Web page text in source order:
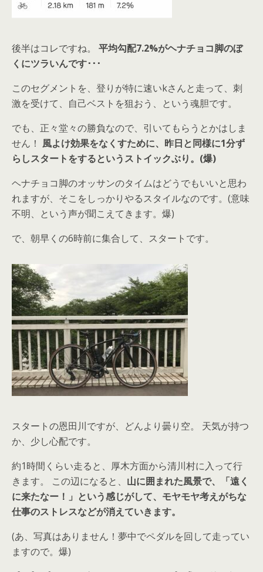
後半はコレですね。 平均勾配7.2%がヘナチョコ脚のぼ
くにツラいんです･･･
このセグメントを、登りが特に速いkさんと走って、刺
激を受けて、自己ベストを狙おう、という魂胆です。
でも、正々堂々の勝負なので、引いてもらうとかはしま
せん！ 風よけ効果をなくすために、昨日と同様に1分ず
らしスタートをするというストイックぶり。(爆)
ヘナチョコ脚のオッサンのタイムはどうでもいいと思わ
れますが、そこをしっかりやるスタイルなのです。(意味
不明、という声が聞こえてきます。爆)
で、朝早くの6時前に集合して、スタートです。
スタートの恩田川ですが、どんより曇り空。 天気が持つ
か、少し心配です。
約1時間くらい走ると、厚木方面から清川村に入って行
きます。 この辺になると、 山に囲まれた風景で、「遠く
に来たなー！」という感じがして、モヤモヤ考えがちな
仕事のストレスなどが消えていきます。
(あ、写真はありません！夢中でペダルを回して走ってい
ますので。爆)